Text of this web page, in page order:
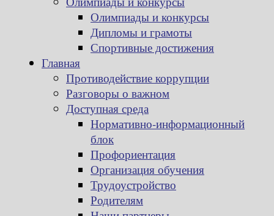
Олимпиады и конкурсы
Дипломы и грамоты
Спортивные достижения
Главная
Противодействие коррупции
Разговоры о важном
Доступная среда
Нормативно-информационный
блок
Профориентация
Организация обучения
Трудоустройство
Родителям